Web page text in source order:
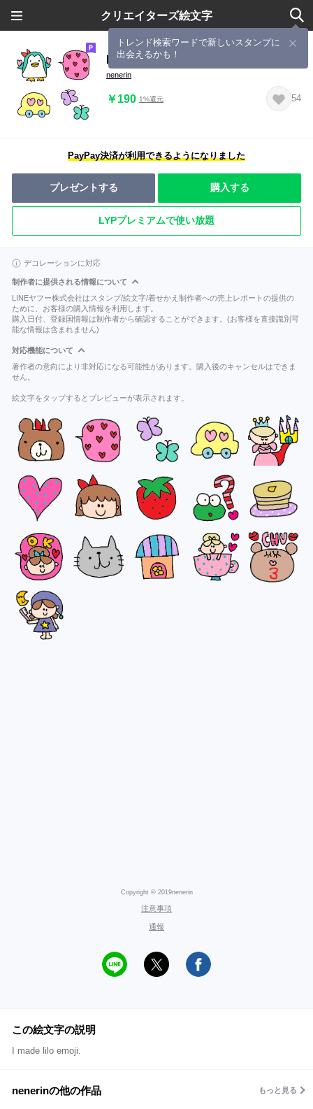
クリエイターズ絵文字
トレンド検索ワードで新しいスタンプに
出会えるかも！
Lilo emoji13
nenerin
￥190 1%還元 54
PayPay決済が利用できるようになりました
プレゼントする 購入する
LYPプレミアムで使い放題
デコレーションに対応
制作者に提供される情報について
LINEヤフー株式会社はスタンプ/絵文字/着せかえ制作者への売上レポートの提供の
ために、お客様の購入情報を利用します。
購入日付、登録国情報は制作者から確認することができます。(お客様を直接識別可
能な情報は含まれません)
対応機能について
著作者の意向により非対応になる可能性があります。購入後のキャンセルはできま
せん。
絵文字をタップするとプレビューが表示されます。
Copyright © 2019nenerin
注意事項
通報
この絵文字の説明
I made lilo emoji.
nenerinの他の作品 もっと見る